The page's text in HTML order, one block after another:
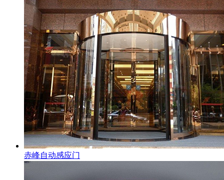
赤峰自动感应门